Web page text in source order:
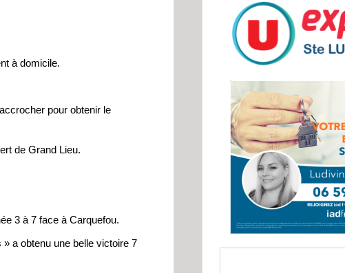
à domicile.
pour obtenir le
de Grand Lieu.
3 à 7 face à Carquefou.
a obtenu une belle victoire 7